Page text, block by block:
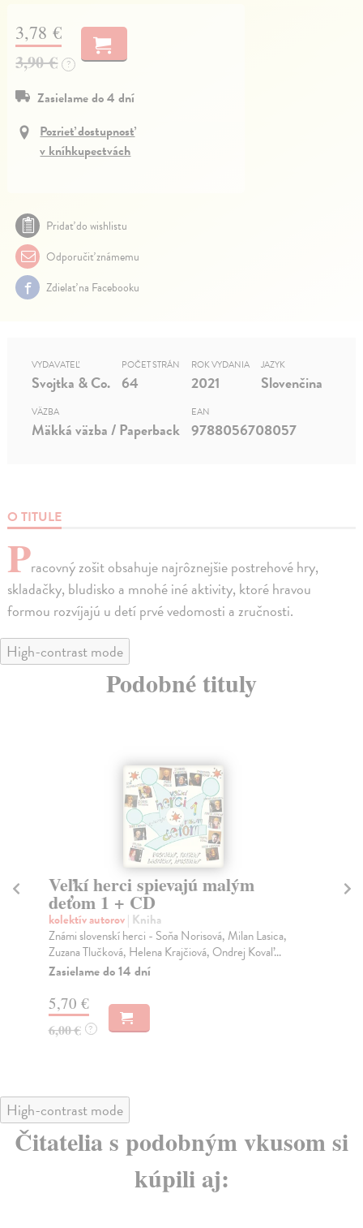
3,78 €
3,90 € ?
Zasielame do 4 dní
Pozrieť dostupnosť
v kníhkupectvách
Pridať do wishlistu
Odporučiť známemu
Zdielať na Facebooku
O TITULE
Pracovný zošit obsahuje najrôznejšie postrehové hry,
skladačky, bludisko a mnohé iné aktivity, ktoré hravou
formou rozvíjajú u detí prvé vedomosti a zručnosti.
VYDAVATEĽ
Svojtka & Co.
POČET STRÁN
64
ROK VYDANIA
2021
JAZYK
Slovenčina
VÄZBA
Mäkká väzba / Paperback
EAN
9788056708057
High-contrast mode
Podobné tituly
Veľkí herci spievajú malým
deťom 2 + CD
kolektív autorov| Kniha
Známi slovenskí herci - Monika Hilmerová, Marián
Geišberg, Gabika Dzúriková, Marián Labuda, Robo
Rot...
5,70 €
High-contrast mode
Čitatelia s podobným vkusom si
kúpili aj: